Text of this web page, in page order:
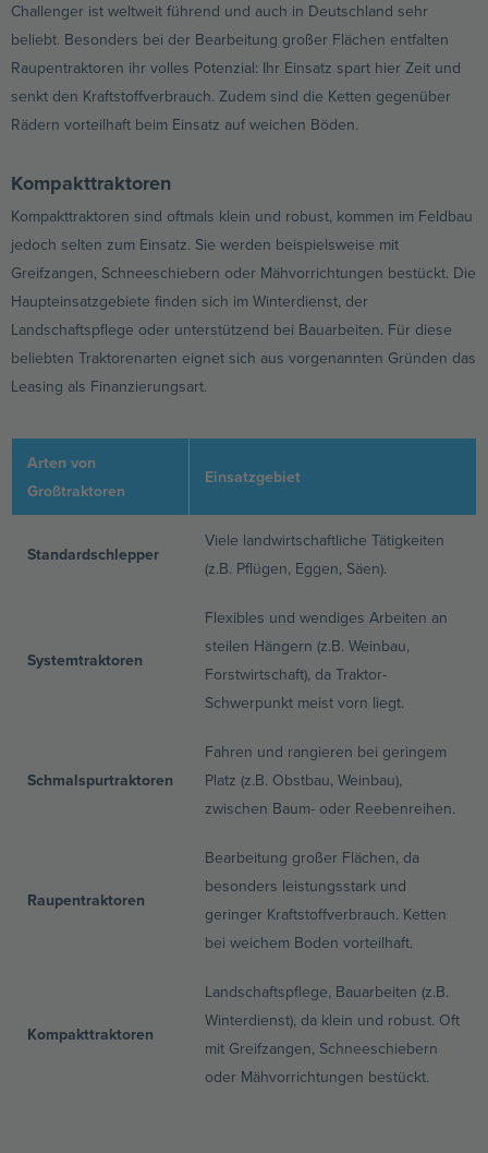
Challenger ist weltweit führend und auch in Deutschland sehr
beliebt. Besonders bei der Bearbeitung großer Flächen entfalten
Raupentraktoren ihr volles Potenzial: Ihr Einsatz spart hier Zeit und
senkt den Kraftstoffverbrauch. Zudem sind die Ketten gegenüber
Rädern vorteilhaft beim Einsatz auf weichen Böden.
Kompakttraktoren
Kompakttraktoren sind oftmals klein und robust, kommen im Feldbau
jedoch selten zum Einsatz. Sie werden beispielsweise mit
Greifzangen, Schneeschiebern oder Mähvorrichtungen bestückt. Die
Haupteinsatzgebiete finden sich im Winterdienst, der
Landschaftspflege oder unterstützend bei Bauarbeiten. Für diese
beliebten Traktorenarten eignet sich aus vorgenannten Gründen das
Leasing als Finanzierungsart.
Arten von
Großtraktoren
Einsatzgebiet
Standardschlepper
Viele landwirtschaftliche Tätigkeiten
(z.B. Pflügen, Eggen, Säen).
Systemtraktoren
Flexibles und wendiges Arbeiten an
steilen Hängern (z.B. Weinbau,
Forstwirtschaft), da Traktor-
Schwerpunkt meist vorn liegt.
Schmalspurtraktoren
Fahren und rangieren bei geringem
Platz (z.B. Obstbau, Weinbau),
zwischen Baum- oder Reebenreihen.
Raupentraktoren
Bearbeitung großer Flächen, da
besonders leistungsstark und
geringer Kraftstoffverbrauch. Ketten
bei weichem Boden vorteilhaft.
Kompakttraktoren
Landschaftspflege, Bauarbeiten (z.B.
Winterdienst), da klein und robust. Oft
mit Greifzangen, Schneeschiebern
oder Mähvorrichtungen bestückt.